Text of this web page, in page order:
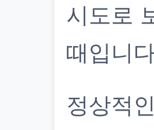
시도로
때입니
정상적